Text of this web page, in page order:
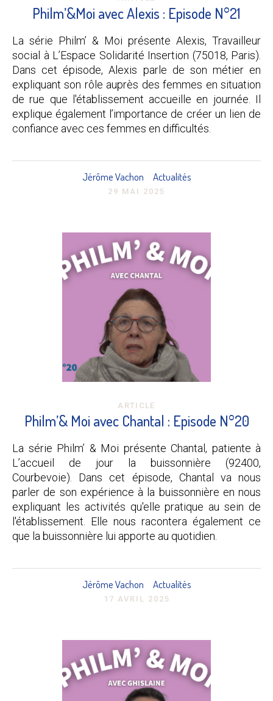
Philm’&Moi avec Alexis : Episode N°21
La série Philm’ & Moi présente Alexis, Travailleur
social à L’Espace Solidarité Insertion (75018, Paris).
Dans cet épisode, Alexis parle de son métier en
expliquant son rôle auprès des femmes en situation
de rue que l'établissement accueille en journée. Il
explique également l’importance de créer un lien de
confiance avec ces femmes en difficultés.
Jérôme Vachon Actualités
29 MAI 2025
ARTICLE
Philm’& Moi avec Chantal : Episode N°20
La série Philm’ & Moi présente Chantal, patiente à
L’accueil de jour la buissonnière (92400,
Courbevoie). Dans cet épisode, Chantal va nous
parler de son expérience à la buissonnière en nous
expliquant les activités qu'elle pratique au sein de
l'établissement. Elle nous racontera également ce
que la buissonnière lui apporte au quotidien.
Jérôme Vachon Actualités
17 AVRIL 2025